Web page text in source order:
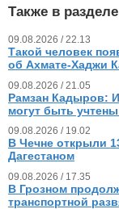
Также в
09.08.2026 / 22.13
Такой человек
об Ахмате-Хаджи
09.08.2026 / 21.05
Рамзан Кадыров:
могут быть
09.08.2026 / 19.02
В Чечне открыли
Дагестаном
09.08.2026 / 17.35
В Грозном
транспортной